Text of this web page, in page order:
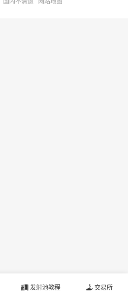
发射池教程 交易所
国内不清退 网站地图